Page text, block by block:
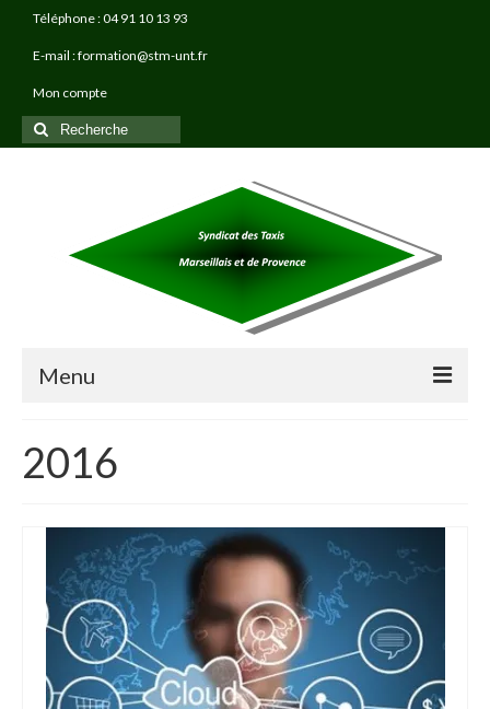
Téléphone : 04 91 10 13 93
E-mail : formation@stm-unt.fr
Mon compte
Rechercher
:
Menu
TAXI PRO FORMATIONS
Devenir taxi – Formation initiale
Avantages du métier de chauffeur de Taxi ?
Livret d’Accueil Formation Devenir Taxi
Formation à la mobilité : Changez de
département en toute sérénité !
2016